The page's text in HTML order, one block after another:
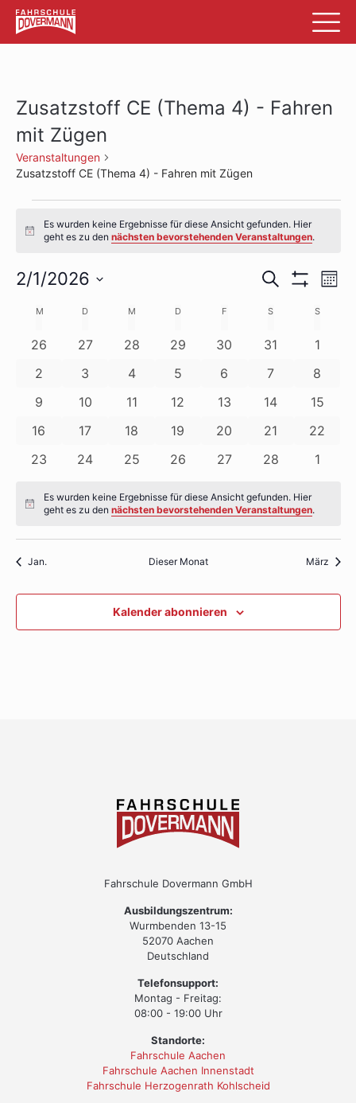
Zusatzstoff CE (Thema 4) - Fahren
mit Zügen
Veranstaltungen
Zusatzstoff CE (Thema 4) - Fahren mit Zügen
Veranstaltungen
Hinweis
Es wurden keine Ergebnisse für diese Ansicht gefunden. Hier
geht es zu dennächsten bevorstehenden Veranstaltungen.
Suche
und
Suche
Anzeigen
2/1/2026
wählen.
Kalender
von
Veranstaltungen
M D DIENSTAGM MITTWOCH
DDONNERSTAG
F S SAMSTAGS
0
26
0
27
0
28
0
29
0
30
0
31
0
1
0
2
0
3
0
4
0
5
0
6
0
7
0
8
0
9
0
10
0
11
0
12
0
13
0
14
0
15
0
16
0
17
0
18
0
19
0
20
0
21
0
22
0
23
0
24
0
25
0
26
0
27
0
28
0
1
Hinweis
Es wurden keine Ergebnisse für diese Ansicht gefunden. Hier
geht es zu dennächsten bevorstehenden Veranstaltungen.
Jan. Dieser Monat März
Kalender abonnieren
Fahrschule Dovermann GmbH
Ausbildungszentrum:
Wurmbenden 13-15
52070 Aachen
Deutschland
Telefonsupport:
Montag - Freitag:
08:00 - 19:00 Uhr
Standorte:
Fahrschule Aachen
Fahrschule Aachen Innenstadt
Fahrschule Herzogenrath Kohlscheid